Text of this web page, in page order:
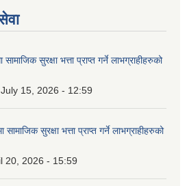
सुरक्षा भत्ता प्राप्त गर्ने लाभग्राहीहरुको
15, 2026 - 12:59
सुरक्षा भत्ता प्राप्त गर्ने लाभग्राहीहरुको
20, 2026 - 15:59